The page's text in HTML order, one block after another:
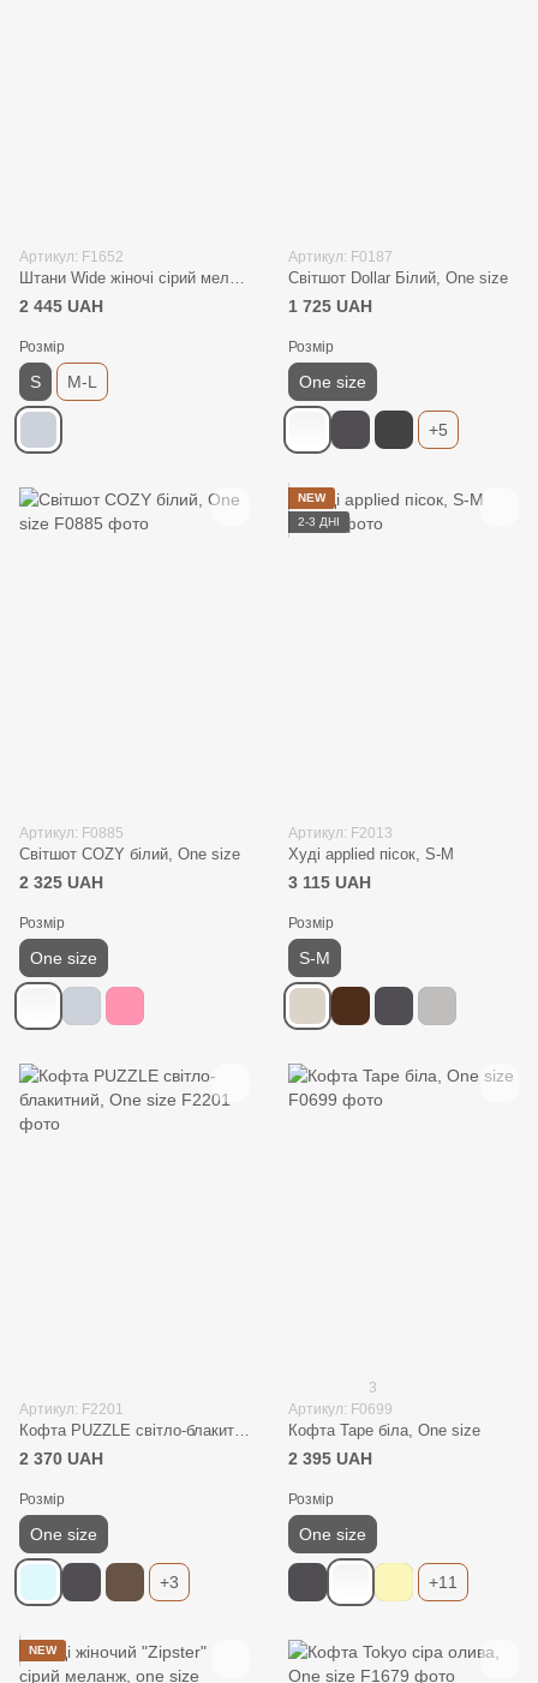
Артикул: F1652
Штани Wide жіночі сірий меланж, S
2 445 UAH
Розмір
S M-L
Артикул: F0187
Світшот Dollar Білий, One size
1 725 UAH
Розмір
One size
+5
Артикул: F0885
Світшот COZY білий, One size
2 325 UAH
Розмір
One size
NEW
2-3 ДНІ
Артикул: F2013
Худі applied пісок, S-M
3 115 UAH
Розмір
S-M
Артикул: F2201
Кофта PUZZLE світло-блакитний, One size
2 370 UAH
Розмір
One size
+3
3
Артикул: F0699
Кофта Tape біла, One size
2 395 UAH
Розмір
One size
+11
NEW